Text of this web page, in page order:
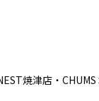
焼津店・